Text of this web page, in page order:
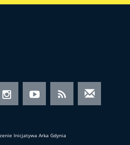
Inicjatywa Arka Gdynia